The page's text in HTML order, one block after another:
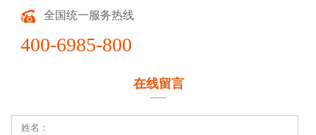
全国统一服务热线
400-6985-800
在线留言